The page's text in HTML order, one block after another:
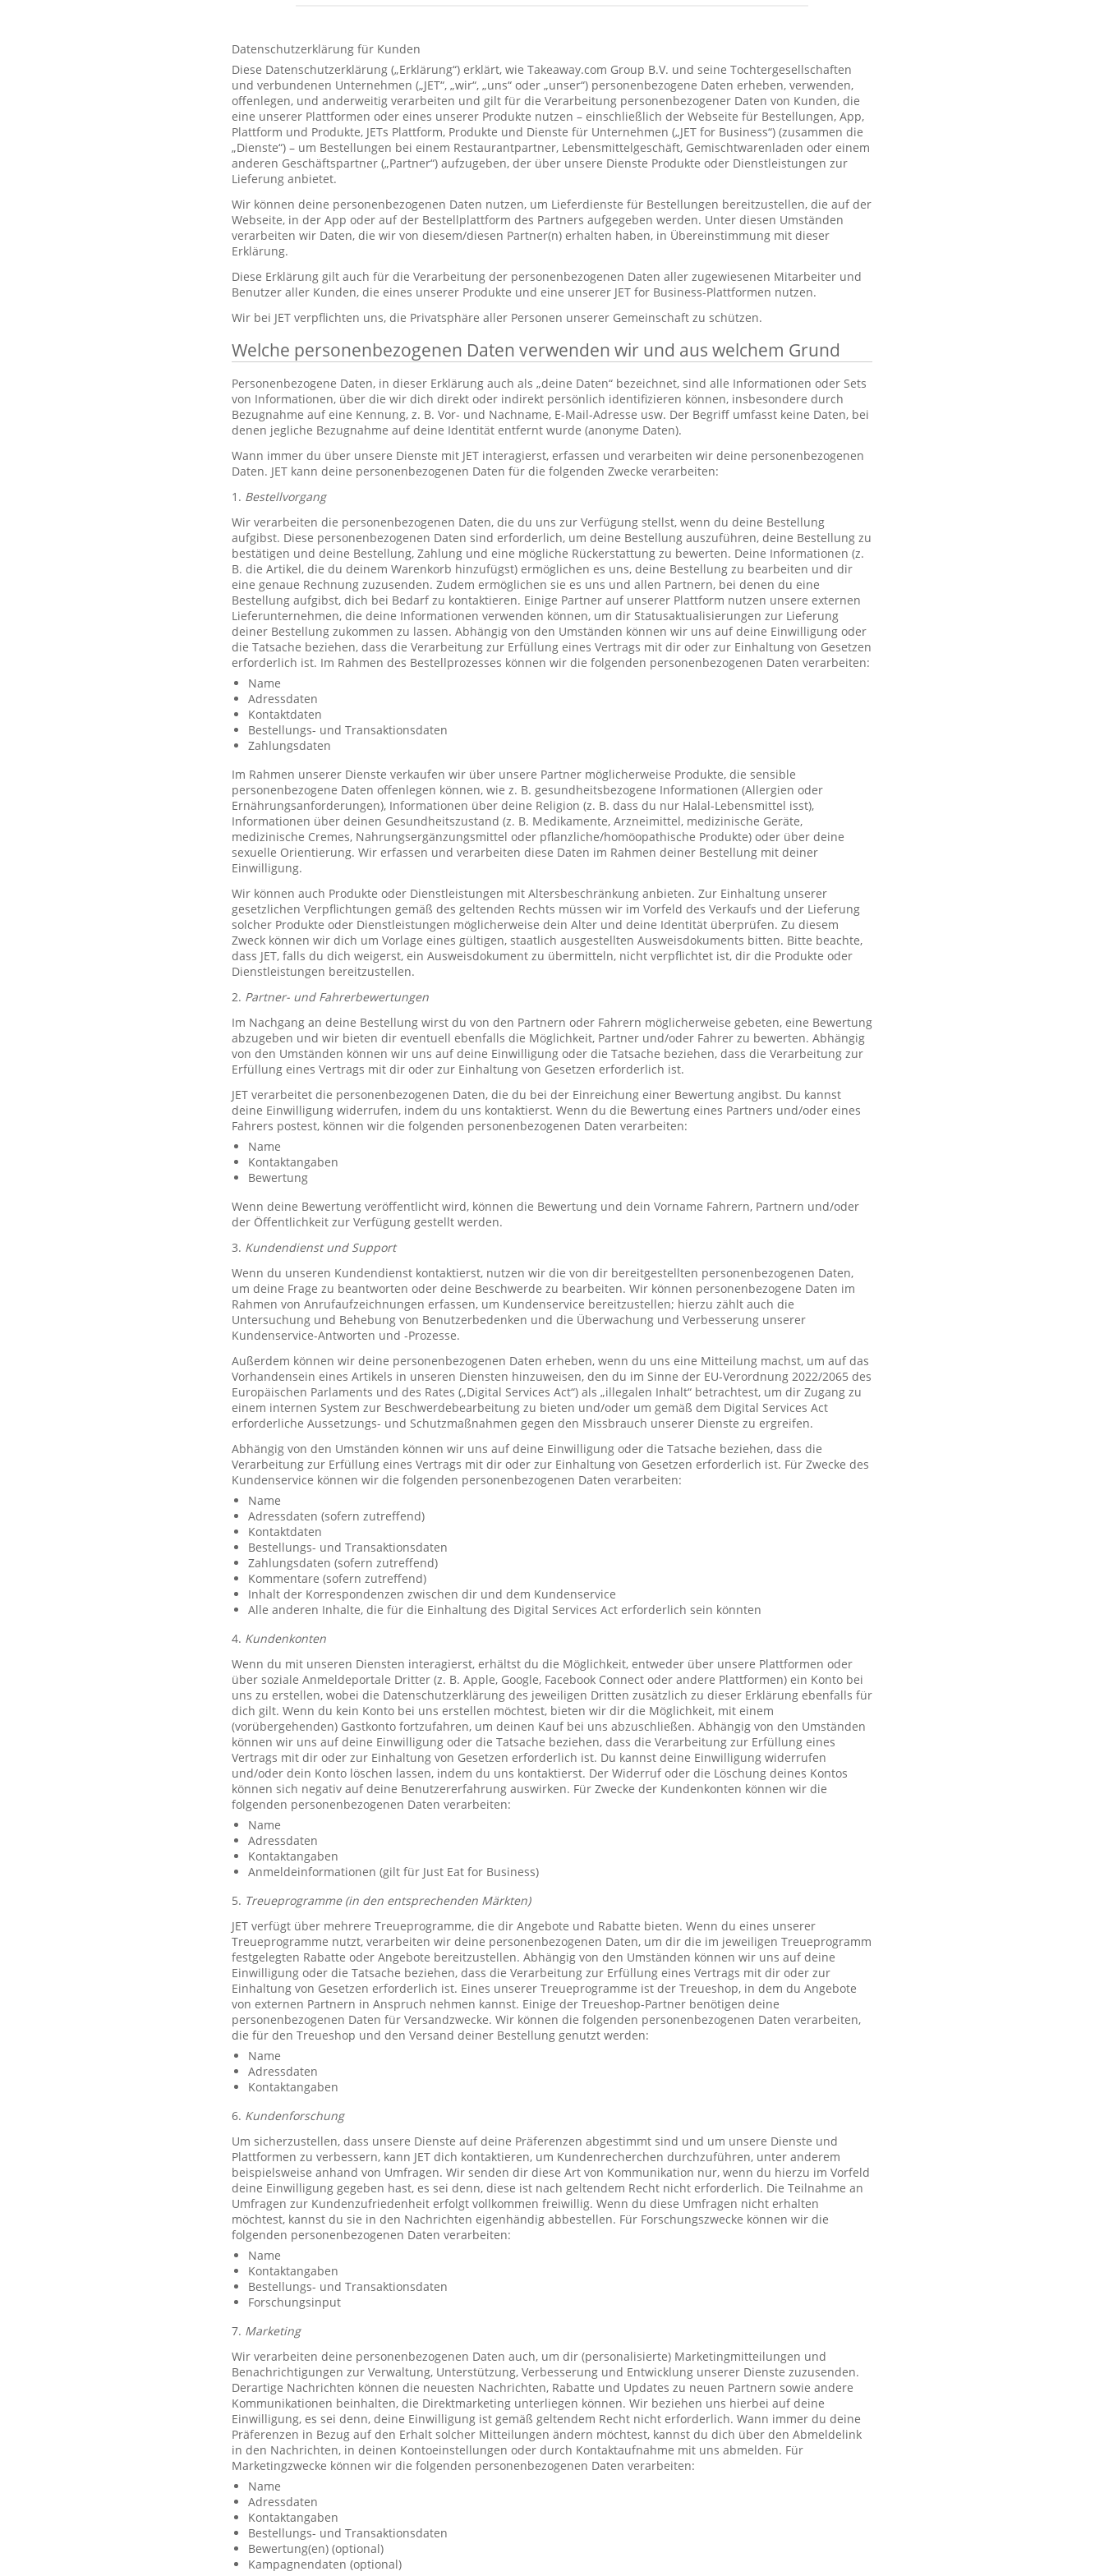
Datenschutzerklärung für Kunden
Diese Datenschutzerklärung („Erklärung“) erklärt, wie Takeaway.com Group B.V. und seine Tochtergesellschaften
und verbundenen Unternehmen („JET“, „wir“, „uns“ oder „unser“) personenbezogene Daten erheben, verwenden,
offenlegen, und anderweitig verarbeiten und gilt für die Verarbeitung personenbezogener Daten von Kunden, die
eine unserer Plattformen oder eines unserer Produkte nutzen – einschließlich der Webseite für Bestellungen, App,
Plattform und Produkte, JETs Plattform, Produkte und Dienste für Unternehmen („JET for Business“) (zusammen die
„Dienste“) – um Bestellungen bei einem Restaurantpartner, Lebensmittelgeschäft, Gemischtwarenladen oder einem
anderen Geschäftspartner („Partner“) aufzugeben, der über unsere Dienste Produkte oder Dienstleistungen zur
Lieferung anbietet.
Wir können deine personenbezogenen Daten nutzen, um Lieferdienste für Bestellungen bereitzustellen, die auf der
Webseite, in der App oder auf der Bestellplattform des Partners aufgegeben werden. Unter diesen Umständen
verarbeiten wir Daten, die wir von diesem/diesen Partner(n) erhalten haben, in Übereinstimmung mit dieser
Erklärung.
Diese Erklärung gilt auch für die Verarbeitung der personenbezogenen Daten aller zugewiesenen Mitarbeiter und
Benutzer aller Kunden, die eines unserer Produkte und eine unserer JET for Business-Plattformen nutzen.
Wir bei JET verpflichten uns, die Privatsphäre aller Personen unserer Gemeinschaft zu schützen.
Welche personenbezogenen Daten verwenden wir und aus welchem Grund
Personenbezogene Daten, in dieser Erklärung auch als „deine Daten“ bezeichnet, sind alle Informationen oder Sets
von Informationen, über die wir dich direkt oder indirekt persönlich identifizieren können, insbesondere durch
Bezugnahme auf eine Kennung, z. B. Vor- und Nachname, E-Mail-Adresse usw. Der Begriff umfasst keine Daten, bei
denen jegliche Bezugnahme auf deine Identität entfernt wurde (anonyme Daten).
Wann immer du über unsere Dienste mit JET interagierst, erfassen und verarbeiten wir deine personenbezogenen
Daten. JET kann deine personenbezogenen Daten für die folgenden Zwecke verarbeiten:
1. Bestellvorgang
Wir verarbeiten die personenbezogenen Daten, die du uns zur Verfügung stellst, wenn du deine Bestellung
aufgibst. Diese personenbezogenen Daten sind erforderlich, um deine Bestellung auszuführen, deine Bestellung zu
bestätigen und deine Bestellung, Zahlung und eine mögliche Rückerstattung zu bewerten. Deine Informationen (z.
B. die Artikel, die du deinem Warenkorb hinzufügst) ermöglichen es uns, deine Bestellung zu bearbeiten und dir
eine genaue Rechnung zuzusenden. Zudem ermöglichen sie es uns und allen Partnern, bei denen du eine
Bestellung aufgibst, dich bei Bedarf zu kontaktieren. Einige Partner auf unserer Plattform nutzen unsere externen
Lieferunternehmen, die deine Informationen verwenden können, um dir Statusaktualisierungen zur Lieferung
deiner Bestellung zukommen zu lassen. Abhängig von den Umständen können wir uns auf deine Einwilligung oder
die Tatsache beziehen, dass die Verarbeitung zur Erfüllung eines Vertrags mit dir oder zur Einhaltung von Gesetzen
erforderlich ist. Im Rahmen des Bestellprozesses können wir die folgenden personenbezogenen Daten verarbeiten:
Name
Adressdaten
Kontaktdaten
Bestellungs- und Transaktionsdaten
Zahlungsdaten
Im Rahmen unserer Dienste verkaufen wir über unsere Partner möglicherweise Produkte, die sensible
personenbezogene Daten offenlegen können, wie z. B. gesundheitsbezogene Informationen (Allergien oder
Ernährungsanforderungen), Informationen über deine Religion (z. B. dass du nur Halal-Lebensmittel isst),
Informationen über deinen Gesundheitszustand (z. B. Medikamente, Arzneimittel, medizinische Geräte,
medizinische Cremes, Nahrungsergänzungsmittel oder pflanzliche/homöopathische Produkte) oder über deine
sexuelle Orientierung. Wir erfassen und verarbeiten diese Daten im Rahmen deiner Bestellung mit deiner
Einwilligung.
Wir können auch Produkte oder Dienstleistungen mit Altersbeschränkung anbieten. Zur Einhaltung unserer
gesetzlichen Verpflichtungen gemäß des geltenden Rechts müssen wir im Vorfeld des Verkaufs und der Lieferung
solcher Produkte oder Dienstleistungen möglicherweise dein Alter und deine Identität überprüfen. Zu diesem
Zweck können wir dich um Vorlage eines gültigen, staatlich ausgestellten Ausweisdokuments bitten. Bitte beachte,
dass JET, falls du dich weigerst, ein Ausweisdokument zu übermitteln, nicht verpflichtet ist, dir die Produkte oder
Dienstleistungen bereitzustellen.
2. Partner- und Fahrerbewertungen
Im Nachgang an deine Bestellung wirst du von den Partnern oder Fahrern möglicherweise gebeten, eine Bewertung
abzugeben und wir bieten dir eventuell ebenfalls die Möglichkeit, Partner und/oder Fahrer zu bewerten. Abhängig
von den Umständen können wir uns auf deine Einwilligung oder die Tatsache beziehen, dass die Verarbeitung zur
Erfüllung eines Vertrags mit dir oder zur Einhaltung von Gesetzen erforderlich ist.
JET verarbeitet die personenbezogenen Daten, die du bei der Einreichung einer Bewertung angibst. Du kannst
deine Einwilligung widerrufen, indem du uns kontaktierst. Wenn du die Bewertung eines Partners und/oder eines
Fahrers postest, können wir die folgenden personenbezogenen Daten verarbeiten:
Name
Kontaktangaben
Bewertung
Wenn deine Bewertung veröffentlicht wird, können die Bewertung und dein Vorname Fahrern, Partnern und/oder
der Öffentlichkeit zur Verfügung gestellt werden.
3. Kundendienst und Support
Wenn du unseren Kundendienst kontaktierst, nutzen wir die von dir bereitgestellten personenbezogenen Daten,
um deine Frage zu beantworten oder deine Beschwerde zu bearbeiten. Wir können personenbezogene Daten im
Rahmen von Anrufaufzeichnungen erfassen, um Kundenservice bereitzustellen; hierzu zählt auch die
Untersuchung und Behebung von Benutzerbedenken und die Überwachung und Verbesserung unserer
Kundenservice-Antworten und -Prozesse.
Außerdem können wir deine personenbezogenen Daten erheben, wenn du uns eine Mitteilung machst, um auf das
Vorhandensein eines Artikels in unseren Diensten hinzuweisen, den du im Sinne der EU-Verordnung 2022/2065 des
Europäischen Parlaments und des Rates („Digital Services Act“) als „illegalen Inhalt“ betrachtest, um dir Zugang zu
einem internen System zur Beschwerdebearbeitung zu bieten und/oder um gemäß dem Digital Services Act
erforderliche Aussetzungs- und Schutzmaßnahmen gegen den Missbrauch unserer Dienste zu ergreifen.
Abhängig von den Umständen können wir uns auf deine Einwilligung oder die Tatsache beziehen, dass die
Verarbeitung zur Erfüllung eines Vertrags mit dir oder zur Einhaltung von Gesetzen erforderlich ist. Für Zwecke des
Kundenservice können wir die folgenden personenbezogenen Daten verarbeiten:
Name
Adressdaten (sofern zutreffend)
Kontaktdaten
Bestellungs- und Transaktionsdaten
Zahlungsdaten (sofern zutreffend)
Kommentare (sofern zutreffend)
Inhalt der Korrespondenzen zwischen dir und dem Kundenservice
Alle anderen Inhalte, die für die Einhaltung des Digital Services Act erforderlich sein könnten
4. Kundenkonten
Wenn du mit unseren Diensten interagierst, erhältst du die Möglichkeit, entweder über unsere Plattformen oder
über soziale Anmeldeportale Dritter (z. B. Apple, Google, Facebook Connect oder andere Plattformen) ein Konto bei
uns zu erstellen, wobei die Datenschutzerklärung des jeweiligen Dritten zusätzlich zu dieser Erklärung ebenfalls für
dich gilt. Wenn du kein Konto bei uns erstellen möchtest, bieten wir dir die Möglichkeit, mit einem
(vorübergehenden) Gastkonto fortzufahren, um deinen Kauf bei uns abzuschließen. Abhängig von den Umständen
können wir uns auf deine Einwilligung oder die Tatsache beziehen, dass die Verarbeitung zur Erfüllung eines
Vertrags mit dir oder zur Einhaltung von Gesetzen erforderlich ist. Du kannst deine Einwilligung widerrufen
und/oder dein Konto löschen lassen, indem du uns kontaktierst. Der Widerruf oder die Löschung deines Kontos
können sich negativ auf deine Benutzererfahrung auswirken. Für Zwecke der Kundenkonten können wir die
folgenden personenbezogenen Daten verarbeiten:
Name
Adressdaten
Kontaktangaben
Anmeldeinformationen (gilt für Just Eat for Business)
5. Treueprogramme (in den entsprechenden Märkten)
JET verfügt über mehrere Treueprogramme, die dir Angebote und Rabatte bieten. Wenn du eines unserer
Treueprogramme nutzt, verarbeiten wir deine personenbezogenen Daten, um dir die im jeweiligen Treueprogramm
festgelegten Rabatte oder Angebote bereitzustellen. Abhängig von den Umständen können wir uns auf deine
Einwilligung oder die Tatsache beziehen, dass die Verarbeitung zur Erfüllung eines Vertrags mit dir oder zur
Einhaltung von Gesetzen erforderlich ist. Eines unserer Treueprogramme ist der Treueshop, in dem du Angebote
von externen Partnern in Anspruch nehmen kannst. Einige der Treueshop-Partner benötigen deine
personenbezogenen Daten für Versandzwecke. Wir können die folgenden personenbezogenen Daten verarbeiten,
die für den Treueshop und den Versand deiner Bestellung genutzt werden:
Name
Adressdaten
Kontaktangaben
6. Kundenforschung
Um sicherzustellen, dass unsere Dienste auf deine Präferenzen abgestimmt sind und um unsere Dienste und
Plattformen zu verbessern, kann JET dich kontaktieren, um Kundenrecherchen durchzuführen, unter anderem
beispielsweise anhand von Umfragen. Wir senden dir diese Art von Kommunikation nur, wenn du hierzu im Vorfeld
deine Einwilligung gegeben hast, es sei denn, diese ist nach geltendem Recht nicht erforderlich. Die Teilnahme an
Umfragen zur Kundenzufriedenheit erfolgt vollkommen freiwillig. Wenn du diese Umfragen nicht erhalten
möchtest, kannst du sie in den Nachrichten eigenhändig abbestellen. Für Forschungszwecke können wir die
folgenden personenbezogenen Daten verarbeiten:
Name
Kontaktangaben
Bestellungs- und Transaktionsdaten
Forschungsinput
7. Marketing
Wir verarbeiten deine personenbezogenen Daten auch, um dir (personalisierte) Marketingmitteilungen und
Benachrichtigungen zur Verwaltung, Unterstützung, Verbesserung und Entwicklung unserer Dienste zuzusenden.
Derartige Nachrichten können die neuesten Nachrichten, Rabatte und Updates zu neuen Partnern sowie andere
Kommunikationen beinhalten, die Direktmarketing unterliegen können. Wir beziehen uns hierbei auf deine
Einwilligung, es sei denn, deine Einwilligung ist gemäß geltendem Recht nicht erforderlich. Wann immer du deine
Präferenzen in Bezug auf den Erhalt solcher Mitteilungen ändern möchtest, kannst du dich über den Abmeldelink
in den Nachrichten, in deinen Kontoeinstellungen oder durch Kontaktaufnahme mit uns abmelden. Für
Marketingzwecke können wir die folgenden personenbezogenen Daten verarbeiten:
Name
Adressdaten
Kontaktangaben
Bestellungs- und Transaktionsdaten
Bewertung(en) (optional)
Kampagnendaten (optional)